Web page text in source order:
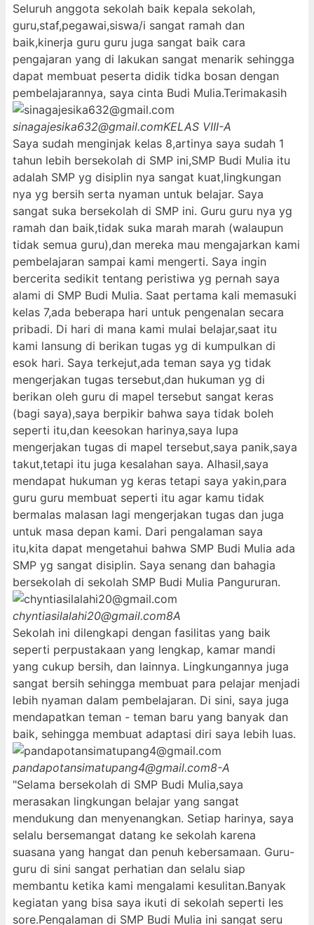
Seluruh anggota sekolah baik kepala sekolah,
guru,staf,pegawai,siswa/i sangat ramah dan
baik,kinerja guru guru juga sangat baik cara
pengajaran yang di lakukan sangat menarik sehingga
dapat membuat peserta didik tidka bosan dengan
pembelajarannya, saya cinta Budi Mulia.Terimakasih
sinagajesika632@gmail.comKELAS VIII-A
Saya sudah menginjak kelas 8,artinya saya sudah 1
tahun lebih bersekolah di SMP ini,SMP Budi Mulia itu
adalah SMP yg disiplin nya sangat kuat,lingkungan
nya yg bersih serta nyaman untuk belajar. Saya
sangat suka bersekolah di SMP ini. Guru guru nya yg
ramah dan baik,tidak suka marah marah (walaupun
tidak semua guru),dan mereka mau mengajarkan kami
pembelajaran sampai kami mengerti. Saya ingin
bercerita sedikit tentang peristiwa yg pernah saya
alami di SMP Budi Mulia. Saat pertama kali memasuki
kelas 7,ada beberapa hari untuk pengenalan secara
pribadi. Di hari di mana kami mulai belajar,saat itu
kami lansung di berikan tugas yg di kumpulkan di
esok hari. Saya terkejut,ada teman saya yg tidak
mengerjakan tugas tersebut,dan hukuman yg di
berikan oleh guru di mapel tersebut sangat keras
(bagi saya),saya berpikir bahwa saya tidak boleh
seperti itu,dan keesokan harinya,saya lupa
mengerjakan tugas di mapel tersebut,saya panik,saya
takut,tetapi itu juga kesalahan saya. Alhasil,saya
mendapat hukuman yg keras tetapi saya yakin,para
guru guru membuat seperti itu agar kamu tidak
bermalas malasan lagi mengerjakan tugas dan juga
untuk masa depan kami. Dari pengalaman saya
itu,kita dapat mengetahui bahwa SMP Budi Mulia ada
SMP yg sangat disiplin. Saya senang dan bahagia
bersekolah di sekolah SMP Budi Mulia Pangururan.
chyntiasilalahi20@gmail.com8A
Sekolah ini dilengkapi dengan fasilitas yang baik
seperti perpustakaan yang lengkap, kamar mandi
yang cukup bersih, dan lainnya. Lingkungannya juga
sangat bersih sehingga membuat para pelajar menjadi
lebih nyaman dalam pembelajaran. Di sini, saya juga
mendapatkan teman - teman baru yang banyak dan
baik, sehingga membuat adaptasi diri saya lebih luas.
pandapotansimatupang4@gmail.com8-A
"Selama bersekolah di SMP Budi Mulia,saya
merasakan lingkungan belajar yang sangat
mendukung dan menyenangkan. Setiap harinya, saya
selalu bersemangat datang ke sekolah karena
suasana yang hangat dan penuh kebersamaan. Guru-
guru di sini sangat perhatian dan selalu siap
membantu ketika kami mengalami kesulitan.Banyak
kegiatan yang bisa saya ikuti di sekolah seperti les
sore.Pengalaman di SMP Budi Mulia ini sangat seru